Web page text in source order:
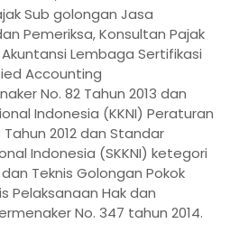
Sub golongan Jasa
Pemeriksa, Konsultan Pajak
Lembaga Sertifikasi
Accounting
No. 82 Tahun 2013 dan
Indonesia (KKNI) Peraturan
2012 dan Standar
Indonesia (SKKNI) ketegori
Teknis Golongan Pokok
Pelaksanaan Hak dan
No. 347 tahun 2014.